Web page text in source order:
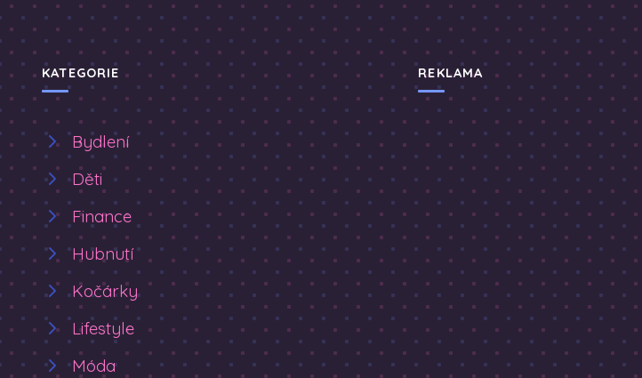
KATEGORIE
Bydlení
Děti
Finance
Hubnutí
Kočárky
Lifestyle
Móda
REKLAMA